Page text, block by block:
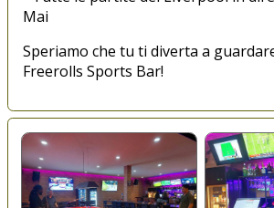
Mai
Speriamo che tu ti diverta a
Freerolls Sports Bar!